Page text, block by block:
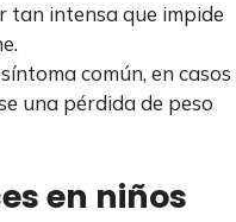
tan intensa que impide
común, en casos
una pérdida de peso
en niños